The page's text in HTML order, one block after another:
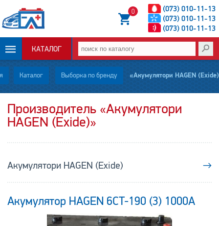
(073) 010-11-13
(073) 010-11-13
(073) 010-11-13
0
КАТАЛОГ
ОПЛАТА И
ДОСТАВКА
НОВОСТИ
СТАТЬИ
О НАС
Каталог Выборка по бренду «Акумулятори HAGEN (Exide)»
Производитель «Акумулятори
HAGEN (Exide)»
→
Акумулятори HAGEN (Exide)
Акумулятор HAGEN 6CT-190 (3) 1000А